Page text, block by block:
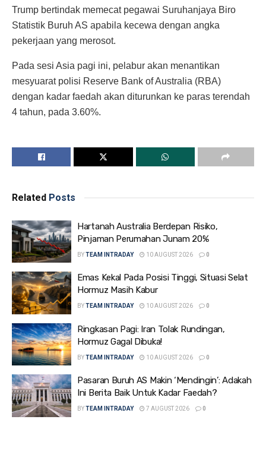
Trump bertindak memecat pegawai Suruhanjaya Biro
Statistik Buruh AS apabila kecewa dengan angka
pekerjaan yang merosot.
Pada sesi Asia pagi ini, pelabur akan menantikan
mesyuarat polisi Reserve Bank of Australia (RBA)
dengan kadar faedah akan diturunkan ke paras terendah
4 tahun, pada 3.60%.
Related Posts
Hartanah Australia Berdepan Risiko,
Pinjaman Perumahan Junam 20%
BYTEAM INTRADAY 10 AUGUST 2026 0
Emas Kekal Pada Posisi Tinggi, Situasi Selat
Hormuz Masih Kabur
BYTEAM INTRADAY 10 AUGUST 2026 0
Ringkasan Pagi: Iran Tolak Rundingan,
Hormuz Gagal Dibuka!
BYTEAM INTRADAY 10 AUGUST 2026 0
Pasaran Buruh AS Makin ‘Mendingin’: Adakah
Ini Berita Baik Untuk Kadar Faedah?
BYTEAM INTRADAY 7 AUGUST 2026 0